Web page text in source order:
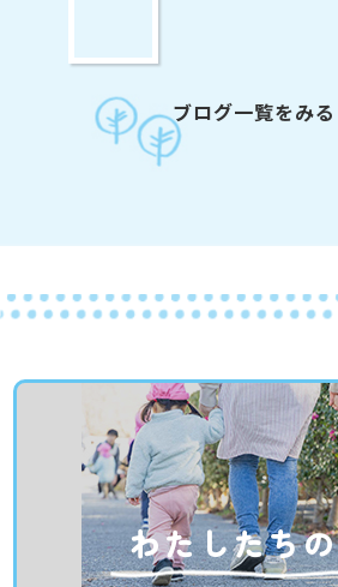
ブログ一覧をみる
わたしたち